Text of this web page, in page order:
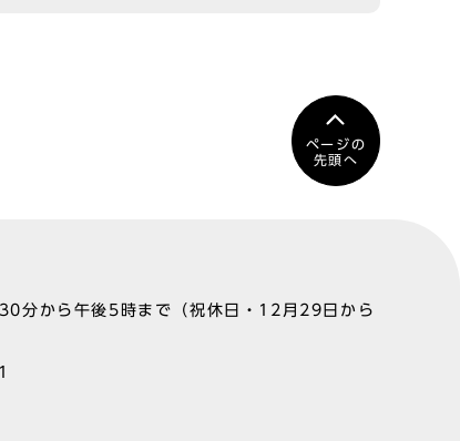
ページの
先頭へ
分から午後5時まで（祝休日・12月29日から